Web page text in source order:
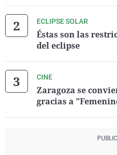
ECLIPSE SOLAR
Éstas son las
del eclipse
CINE
Zaragoza se
gracias a